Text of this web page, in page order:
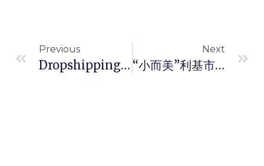
Previous
Dropshipping Agent “新手 Vs 专家” 运营策略对比
Next
“小而美”利基市场：dropshipping Agent的高利润品类挖掘指南